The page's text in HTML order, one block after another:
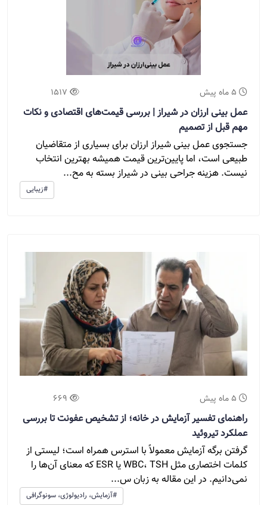
5 ماه پیش 1517
عمل بینی ارزان در شیراز | بررسی قیمت‌های اقتصادی و نکات
مهم قبل از تصمیم
جستجوی عمل بینی شیراز ارزان برای بسیاری از متقاضیان
طبیعی است، اما پایین‌ترین قیمت همیشه بهترین انتخاب
نیست. هزینه جراحی بینی در شیراز بسته به مح...
#زیبایی
5 ماه پیش 669
راهنمای تفسیر آزمایش در خانه؛ از تشخیص عفونت تا بررسی
عملکرد تیروئید
گرفتن برگه آزمایش معمولاً با استرس همراه است؛ لیستی از
کلمات اختصاری مثل WBC، TSH یا ESR که معنای آن‌ها را
نمی‌دانیم. در این مقاله به زبان س...
#آزمایش، رادیولوژی، سونوگرافی